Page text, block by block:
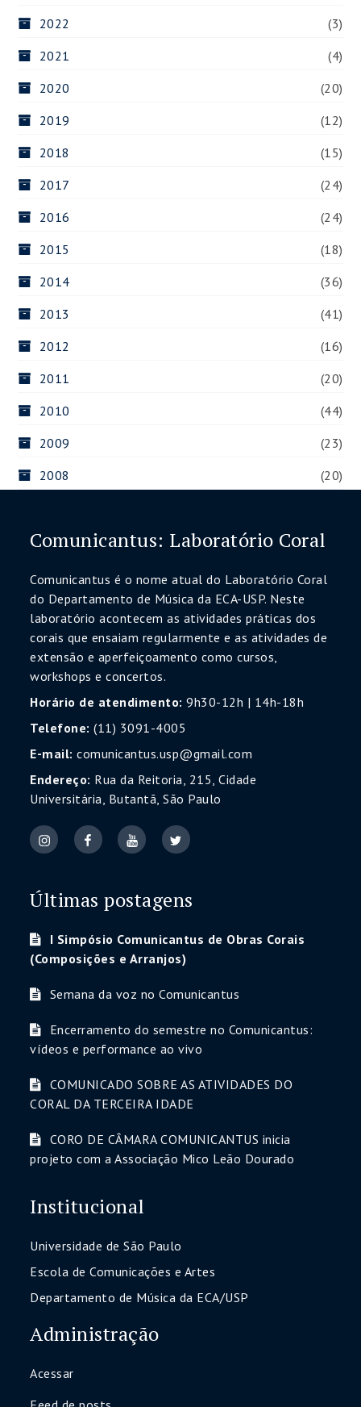
2022
(3)
2021
(4)
2020
(20)
2019
(12)
2018
(15)
2017
(24)
2016
(24)
2015
(18)
2014
(36)
2013
(41)
2012
(16)
2011
(20)
2010
(44)
2009
(23)
2008
(20)
Comunicantus: Laboratório Coral
Comunicantus é o nome atual do Laboratório Coral
do Departamento de Música da ECA-USP. Neste
laboratório acontecem as atividades práticas dos
corais que ensaiam regularmente e as atividades de
extensão e aperfeiçoamento como cursos,
workshops e concertos.
Horário de atendimento: 9h30-12h | 14h-18h
Telefone: (11) 3091-4005
E-mail: comunicantus.usp@gmail.com
Endereço: Rua da Reitoria, 215, Cidade
Universitária, Butantã, São Paulo
Últimas postagens
I Simpósio Comunicantus de Obras Corais
(Composições e Arranjos)
Semana da voz no Comunicantus
Encerramento do semestre no Comunicantus:
vídeos e performance ao vivo
COMUNICADO SOBRE AS ATIVIDADES DO
CORAL DA TERCEIRA IDADE
CORO DE CÂMARA COMUNICANTUS inicia
projeto com a Associação Mico Leão Dourado
Institucional
Universidade de São Paulo
Escola de Comunicações e Artes
Departamento de Música da ECA/USP
Administração
Acessar